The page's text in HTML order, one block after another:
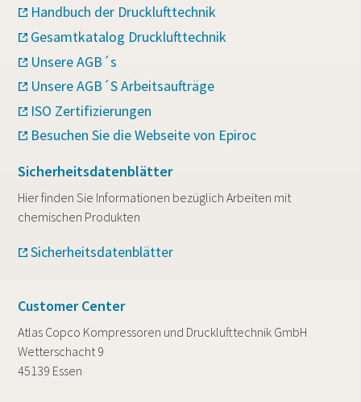
Handbuch der Drucklufttechnik
Gesamtkatalog Drucklufttechnik
Unsere AGB´s
Unsere AGB´S Arbeitsaufträge
ISO Zertifizierungen
Besuchen Sie die Webseite von Epiroc
Sicherheitsdatenblätter
Hier finden Sie Informationen bezüglich Arbeiten mit
chemischen Produkten
Sicherheitsdatenblätter
Customer Center
Atlas Copco Kompressoren und Drucklufttechnik GmbH
Wetterschacht 9
45139 Essen